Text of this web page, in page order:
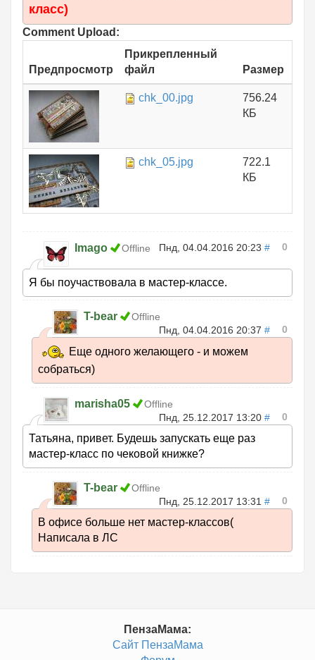
класс)
Comment Upload:
Предпросмотр
Прикрепленный
файл
Размер
chk_00.jpg
756.24
КБ
chk_05.jpg
722.1
КБ
Imago Offline Пнд, 04.04.2016 20:23 # 0
Я бы поучаствовала в мастер-классе.
T-bear
Offline
Пнд, 04.04.2016 20:37 # 0
Еще одного желающего - и можем
собраться)
marisha05
Offline
Пнд, 25.12.2017 13:20 # 0
Татьяна, привет. Будешь запускать еще раз
мастер-класс по чековой книжке?
T-bear
Offline
Пнд, 25.12.2017 13:31 # 0
В офисе больше нет мастер-классов(
Написала в ЛС
ПензаМама:
Сайт ПензаМама